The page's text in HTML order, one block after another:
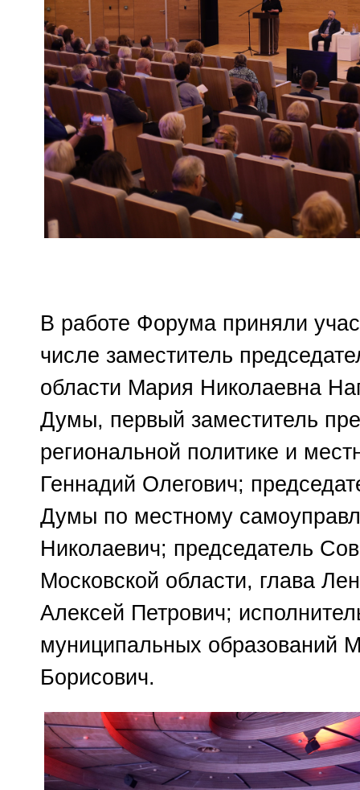
В работе Форума приняли
числе заместитель
области Мария Николаевна
Думы, первый заместитель
региональной политике и
Геннадий Олегович;
Думы по местному
Николаевич; председатель
Московской области, глава
Алексей Петрович;
муниципальных образований
Борисович.